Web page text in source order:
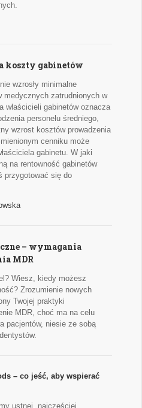
koszty gabinetów
wzrosły minimalne
medycznych zatrudnionych w
właścicieli gabinetów oznacza
personelu średniego,
wzrost kosztów prowadzenia
cenniku może
gabinetu. W jaki
na rentowność gabinetów
przygotować się do
– wymagania
MDR
Wiesz, kiedy możesz
Zrozumienie nowych
Twojej praktyki
MDR, choć ma na celu
pacjentów, niesie ze sobą
– co jeść, aby wspierać
ustnej, najczęściej